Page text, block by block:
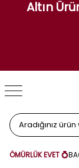
Altın
ÖMÜRLÜK EVET 💍